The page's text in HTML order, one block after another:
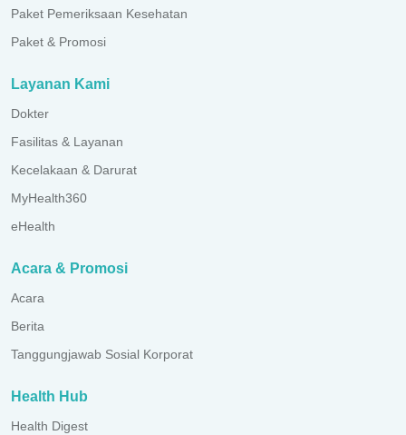
Paket Pemeriksaan Kesehatan
Paket & Promosi
Layanan Kami
Dokter
Fasilitas & Layanan
Kecelakaan & Darurat
MyHealth360
eHealth
Acara & Promosi
Acara
Berita
Tanggungjawab Sosial Korporat
Health Hub
Health Digest